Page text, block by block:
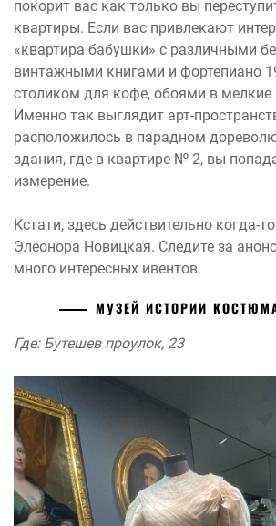
покорит вас как только вы
квартиры. Если вас привлекают
«квартира бабушки» с различными
винтажными книгами и фортепиано
столиком для кофе, обоями в мелкие
Именно так выглядит арт-
расположилось в парадном
здания, где в квартире № 2, вы
измерение.
Кстати, здесь действительно когда-
Элеонора Новицкая. Следите за
много интересных ивентов.
МУЗЕЙ ИСТОРИИ КОСТЮМА
Где: Бутешев проулок, 23